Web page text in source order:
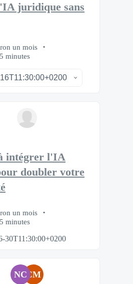
juridique sans
un mois
minutes
intégrer l'IA
doubler votre
un mois
minutes
30T11:30:00+0200
NCCM